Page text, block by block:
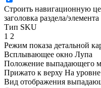
Строить навигационную
заголовка раздела/
Тип SKU
1 2
Режим показа детальной
Всплывающее окно Лупа
Положение выпадающего
Прижато к верху На
Вид отображения